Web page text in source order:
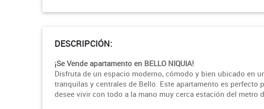
DESCRIPCIÓN:
¡Se Vende apartamento en BELLO NIQUIA!
Disfruta de un espacio moderno, cómodo y bien ubicado en
tranquilas y centrales de Bello. Este apartamento es perfecto
desee vivir con todo a la mano muy cerca estación del metro